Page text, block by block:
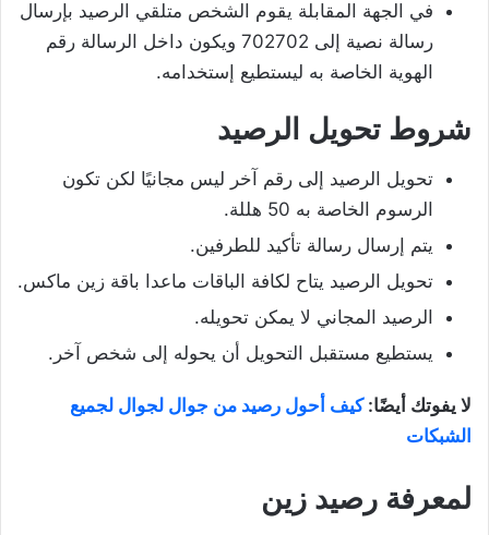
في الجهة المقابلة يقوم الشخص متلقي الرصيد بإرسال
رسالة نصية إلى 702702 ويكون داخل الرسالة رقم
الهوية الخاصة به ليستطيع إستخدامه.
شروط تحويل الرصيد
تحويل الرصيد إلى رقم آخر ليس مجانيًا لكن تكون
الرسوم الخاصة به 50 هللة.
يتم إرسال رسالة تأكيد للطرفين.
تحويل الرصيد يتاح لكافة الباقات ماعدا باقة زين ماكس.
الرصيد المجاني لا يمكن تحويله.
يستطيع مستقبل التحويل أن يحوله إلى شخص آخر.
لا يفوتك أيضًا:كيف أحول رصيد من جوال لجوال لجميع
الشبكات
لمعرفة رصيد زين